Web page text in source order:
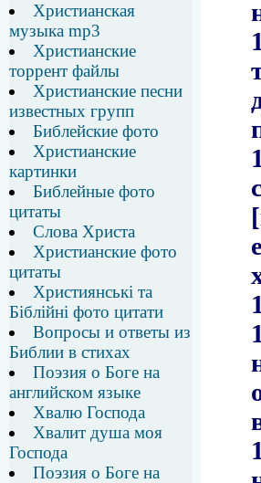
Христианская
музыка mp3
Христианские
торрент файлы
Христианские песни
известных групп
Библейские фото
Христианские
картинки
Библейные фото
цитаты
Слова Христа
Христианские фото
цитаты
Християнські та
Біблійні фото цитати
Вопросы и ответы из
Библии в стихах
Поэзия о Боге на
английском языке
Хвалю Господа
Хвалит душа моя
Господа
Поэзия о Боге на